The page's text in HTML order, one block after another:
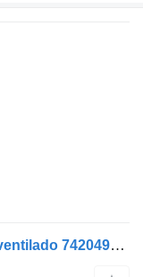
Renault Buje PREMIUM Eje trasero ventilado 7420499371 buje de rueda para Renault PREMIUM cabeza tractora